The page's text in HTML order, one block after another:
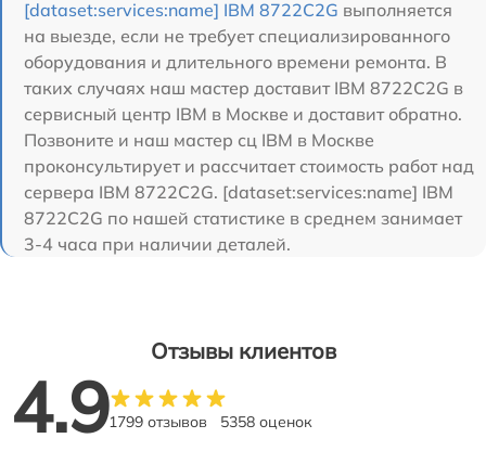
[dataset:services:name] IBM 8722C2G выполняется
на выезде, если не требует специализированного
оборудования и длительного времени ремонта. В
таких случаях наш мастер доставит IBM 8722C2G в
сервисный центр IBM в Москве и доставит обратно.
Позвоните и наш мастер сц IBM в Москве
проконсультирует и рассчитает стоимость работ над
сервера IBM 8722C2G. [dataset:services:name] IBM
8722C2G по нашей статистике в среднем занимает
3-4 часа при наличии деталей.
Отзывы клиентов
4.91799 отзывов 5358 оценок